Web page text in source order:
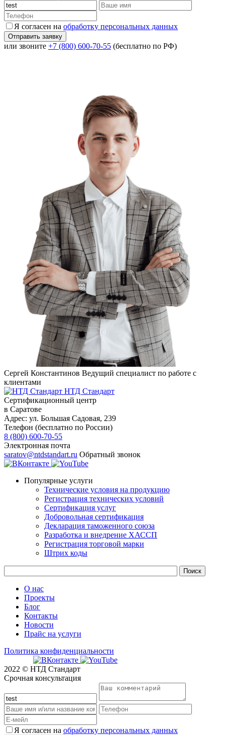
Я согласен на обработку персональных данных
или звоните +7 (800) 600-70-55 (бесплатно по РФ)
Сергей Константинов Ведущий специалист по работе с
клиентами
НТД Стандарт
Сертификационный центр
в Саратове
Адрес: ул. ​​​​​​Большая Садовая, 239
Телефон (бесплатно по России)
8 (800) 600-70-55
Электронная почта
saratov@ntdstandart.ru Обратный звонок
Популярные услуги
Технические условия на продукцию
Регистрация технических условий
Сертификация услуг
Добровольная сертификация
Декларация таможенного союза
Разработка и внедрение ХАССП
Регистрация торговой марки
Штрих коды
О нас
Проекты
Блог
Контакты
Новости
Прайс на услуги
Политика конфиденциальности
2022 © НТД Стандарт
Срочная консультация
Я согласен на обработку персональных данных